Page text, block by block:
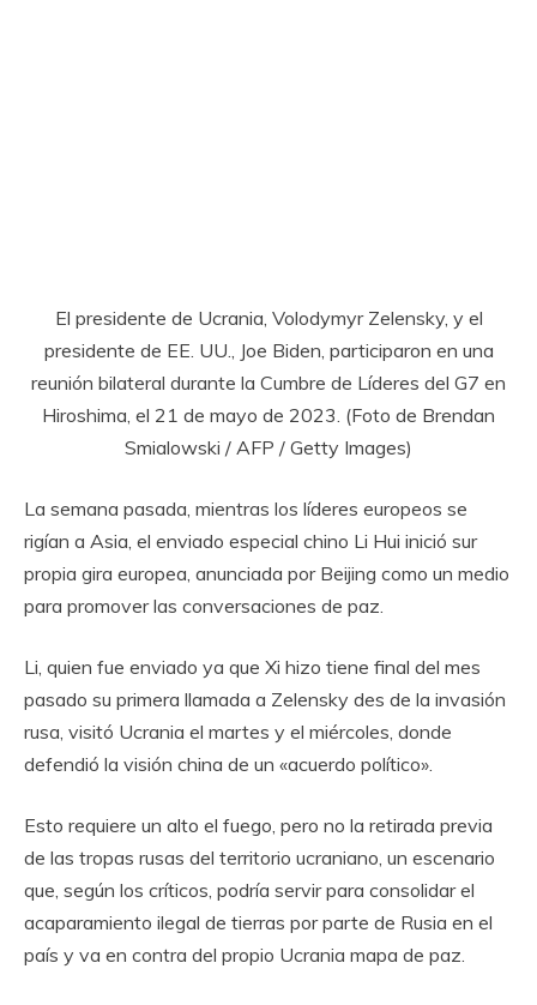
El presidente de Ucrania, Volodymyr Zelensky, y el
presidente de EE. UU., Joe Biden, participaron en una
reunión bilateral durante la Cumbre de Líderes del G7 en
Hiroshima, el 21 de mayo de 2023. (Foto de Brendan
Smialowski / AFP / Getty Images)
La semana pasada, mientras los líderes europeos se
rigían a Asia, el enviado especial chino Li Hui inició sur
propia gira europea, anunciada por Beijing como un medio
para promover las conversaciones de paz.
Li, quien fue enviado ya que Xi hizo tiene final del mes
pasado su primera llamada a Zelensky des de la invasión
rusa, visitó Ucrania el martes y el miércoles, donde
defendió la visión china de un «acuerdo político».
Esto requiere un alto el fuego, pero no la retirada previa
de las tropas rusas del territorio ucraniano, un escenario
que, según los críticos, podría servir para consolidar el
acaparamiento ilegal de tierras por parte de Rusia en el
país y va en contra del propio Ucrania mapa de paz.